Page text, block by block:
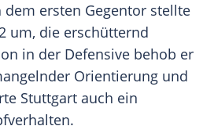
ersten Gegentor stellte
um, die erschütternd
in der Defensive behob er
Orientierung und
Stuttgart auch ein